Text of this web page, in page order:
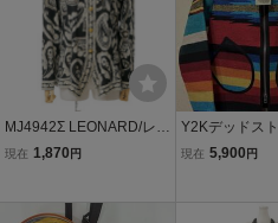
MJ4942Σ LEONARD/レオ
ナール ウール×シルク ペ
ラー サイズL
現在 1,870 円
Y2Kデッドス
ールド希少ネ
現在 5,900 円